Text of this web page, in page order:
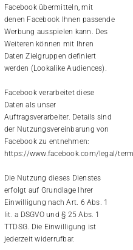
Facebook übermitteln, mit
denen Facebook Ihnen passende
Werbung ausspielen kann. Des
Weiteren können mit Ihren
Daten Zielgruppen definiert
werden (Lookalike Audiences).
Facebook verarbeitet diese
Daten als unser
Auftragsverarbeiter. Details sind
der Nutzungsvereinbarung von
Facebook zu entnehmen:
https://www.facebook.com/legal/
Die Nutzung dieses Dienstes
erfolgt auf Grundlage Ihrer
Einwilligung nach Art. 6 Abs. 1
lit. a DSGVO und § 25 Abs. 1
TTDSG. Die Einwilligung ist
jederzeit widerrufbar.